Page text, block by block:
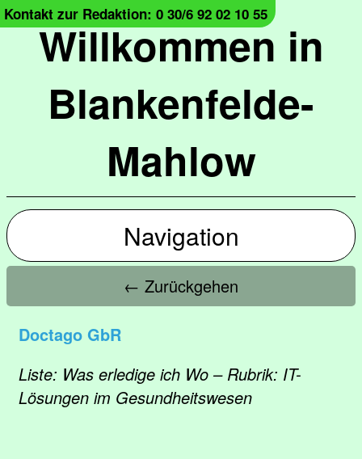
Willkommen in
Blankenfelde-
Mahlow
Kontakt zur Redaktion: 0 30/6 92 02 10 55
Navigation
← Zurückgehen
Doctago GbR
Liste: Was erledige ich Wo – Rubrik: IT-
Lösungen im Gesundheitswesen